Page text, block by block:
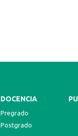
DOCENCIA
Pregrado
Postgrado